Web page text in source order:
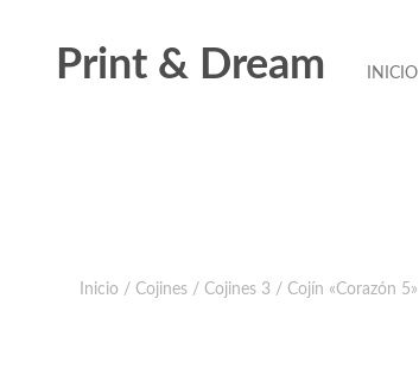
Print & Dream INICIO
Inicio / Cojines/ Cojines 3 / Cojín «Corazón 5»